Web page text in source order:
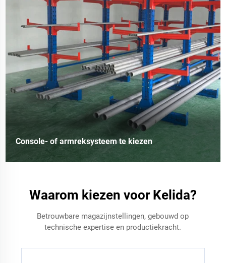
Console- of armreksysteem te kiezen
Waarom kiezen voor Kelida?
Betrouwbare magazijnstellingen, gebouwd op
technische expertise en productiekracht.